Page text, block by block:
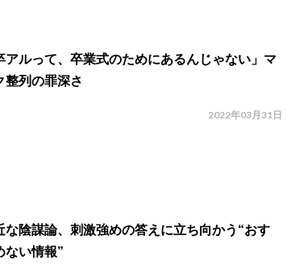
アルって、卒業式のためにあるんじゃない」マ
整列の罪深さ
2022年03月31日
な陰謀論、刺激強めの答えに立ち向かう“おす
ない情報”